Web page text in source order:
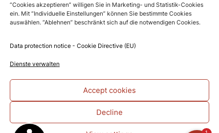
“Cookies akzeptieren” willigen Sie in Marketing- und Statistik-Cookies
ein. Mit “Individuelle Einstellungen” können Sie bestimmte Cookies
auswählen. “Ablehnen” beschränkt sich auf die notwendigen Cookies.
Data protection notice - Cookie Directive (EU)
Dienste verwalten
Accept cookies
Decline
Write a review on Google
Social Media